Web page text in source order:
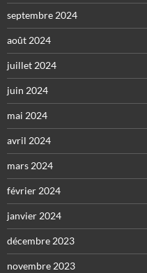
septembre 2024
août 2024
juillet 2024
juin 2024
mai 2024
avril 2024
mars 2024
février 2024
janvier 2024
décembre 2023
novembre 2023